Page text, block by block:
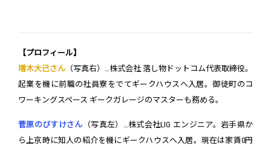
【プロフィール】
増木大己さん （写真右）…株式会社 落し物ドットコム代表取締役。
起業を機に前職の社員寮をでてギークハウスへ入居。御徒町のコ
ワーキングスペース ギークガレージのマスターも務める。
菅原のびすけさん （写真左）…株式会社LIG エンジニア。岩手県か
ら上京時に知人の紹介を機にギークハウスへ入居。現在は家賃0円